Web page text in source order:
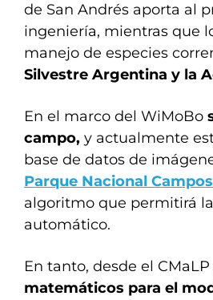
de San Andrés aporta al
ingeniería, mientras que
manejo de especies
Silvestre Argentina y la
En el marco del WiMoBo
campo, y actualmente
base de datos de
Parque Nacional
algoritmo que permitirá
automático.
En tanto, desde el
matemáticos para el